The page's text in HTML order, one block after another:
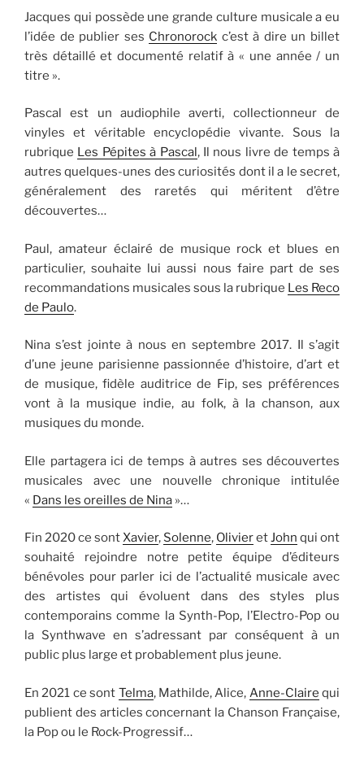
Jacques qui possède une grande culture musicale a eu
l’idée de publier ses Chronorock c’est à dire un billet
très détaillé et documenté relatif à « une année / un
titre ».
Pascal est un audiophile averti, collectionneur de
vinyles et véritable encyclopédie vivante. Sous la
rubrique Les Pépites à Pascal , Il nous livre de temps à
autres quelques-unes des curiosités dont il a le secret,
généralement des raretés qui méritent d’être
découvertes…
Paul, amateur éclairé de musique rock et blues en
particulier, souhaite lui aussi nous faire part de ses
recommandations musicales sous la rubrique Les Reco
de Paulo.
Nina s’est jointe à nous en septembre 2017. Il s’agit
d’une jeune parisienne passionnée d’histoire, d’art et
de musique, fidèle auditrice de Fip, ses préférences
vont à la musique indie, au folk, à la chanson, aux
musiques du monde.
Elle partagera ici de temps à autres ses découvertes
musicales avec une nouvelle chronique intitulée
« Dans les oreilles de Nina »…
Fin 2020 ce sontXavier, Solenne, OlivieretJohn qui ont
souhaité rejoindre notre petite équipe d’éditeurs
bénévoles pour parler ici de l’actualité musicale avec
des artistes qui évoluent dans des styles plus
contemporains comme la Synth-Pop, l’Electro-Pop ou
la Synthwave en s’adressant par conséquent à un
public plus large et probablement plus jeune.
En 2021 ce sont Telma, Mathilde, Alice, Anne-Claire qui
publient des articles concernant la Chanson Française,
la Pop ou le Rock-Progressif…